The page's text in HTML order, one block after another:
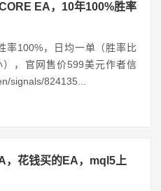
EA，10年100%胜率
率100%，日均一单（胜率比
），官网售价599美元作者信
signals/824135...
，花钱买的EA，mql5上